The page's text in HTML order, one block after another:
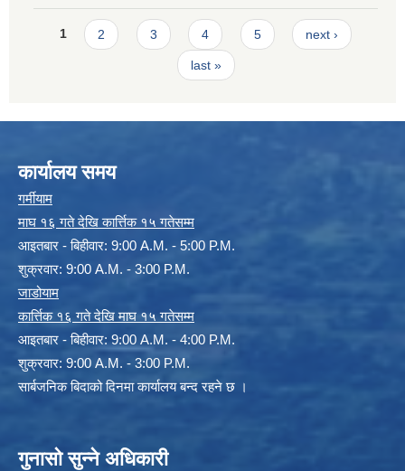
Pages
1 2 3 4 5 next ›
last »
कार्यालय समय
गर्मीयाम
माघ १६ गते देखि कार्त्तिक १५ गतेसम्म
आइतबार - बिहीवार: 9:00 A.M. - 5:00 P.M.
शुक्रवार: 9:00 A.M. - 3:00 P.M.
जाडोयाम
कार्त्तिक १६ गते देखि माघ १५ गतेसम्म
आइतबार - बिहीवार: 9:00 A.M. - 4:00 P.M.
शुक्रवार: 9:00 A.M. - 3:00 P.M.
सार्बजनिक बिदाको दिनमा कार्यालय बन्द रहने छ ।
गुनासो सुन्ने अधिकारी